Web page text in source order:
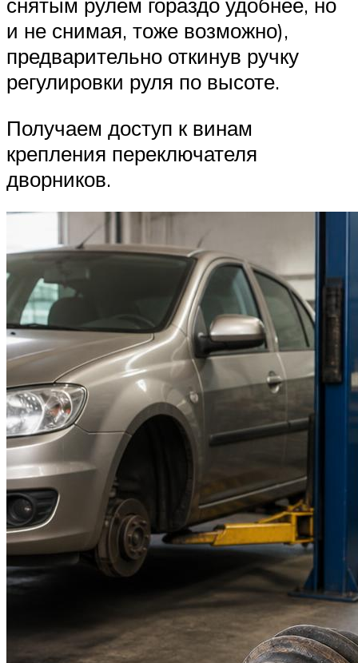
и не снимая, тоже возможно),
предварительно откинув ручку
регулировки руля по высоте.
Получаем доступ к винам
крепления переключателя
дворников.